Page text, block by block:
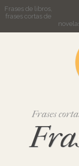
Frases de libros,
frases cortas de
Frases